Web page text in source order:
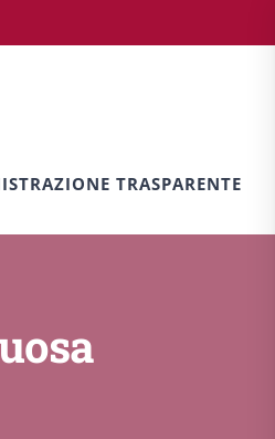
TRASPARENTE